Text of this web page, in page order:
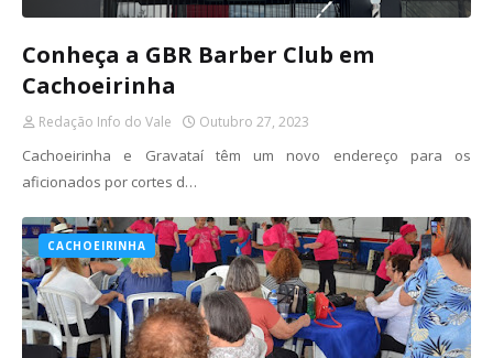
Conheça a GBR Barber Club em
Cachoeirinha
Redação Info do Vale Outubro 27, 2023
Cachoeirinha e Gravataí têm um novo endereço para os
aficionados por cortes d…
CACHOEIRINHA